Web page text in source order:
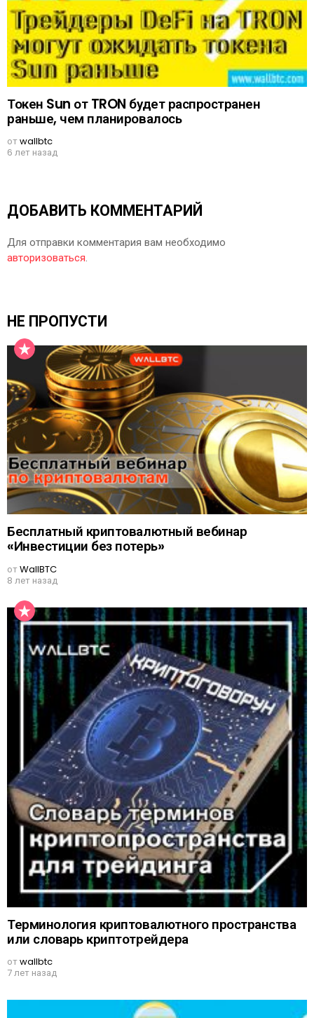
Токен Sun от TRON будет распространен
раньше, чем планировалось
отwallbtc
6 лет назад
ДОБАВИТЬ КОММЕНТАРИЙ
Для отправки комментария вам необходимо
авторизоваться.
НЕ ПРОПУСТИ
Бесплатный криптовалютный вебинар
«Инвестиции без потерь»
отWallBTC
8 лет назад
Терминология криптовалютного пространства
или словарь криптотрейдера
отwallbtc
7 лет назад